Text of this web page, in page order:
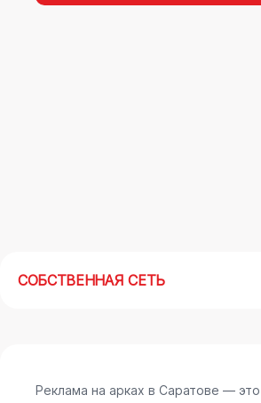
СОБСТВЕННАЯ СЕТЬ
Реклама на арках в Саратове —